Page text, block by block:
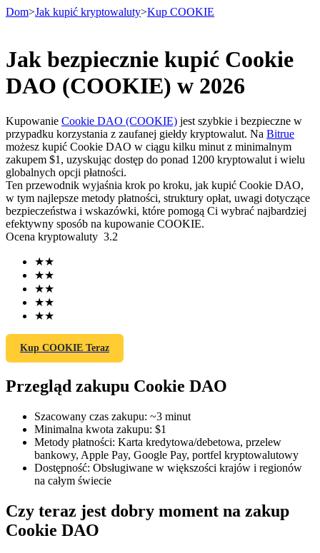
Kontrakty terminowe
Kontrakty terminowe na USDT
Kontrakty futures wykorzystujące USDT jako zabezpieczenie
Kontrakty terminowe COIN-M
TradFi
Instrumenty pochodne na akcje, forex, metale szlachetne i
Dom>Jak kupić kryptowaluty>Kup COOKIE
Jak bezpiecznie kupić Cookie
DAO (COOKIE) w 2026
Kupowanie Cookie DAO (COOKIE) jest szybkie i bezpieczne w
przypadku korzystania z zaufanej giełdy kryptowalut. Na Bitrue
możesz kupić Cookie DAO w ciągu kilku minut z minimalnym
zakupem $1, uzyskując dostęp do ponad 1200 kryptowalut i wielu
globalnych opcji płatności.
Ten przewodnik wyjaśnia krok po kroku, jak kupić Cookie DAO,
w tym najlepsze metody płatności, struktury opłat, uwagi dotyczące
bezpieczeństwa i wskazówki, które pomogą Ci wybrać najbardziej
efektywny sposób na kupowanie COOKIE.
Ocena kryptowaluty 3.2
★★
★★
★★
★★
★★
Kup COOKIE Teraz
Przegląd zakupu Cookie DAO
Szacowany czas zakupu: ~3 minut
Minimalna kwota zakupu: $1
Metody płatności: Karta kredytowa/debetowa, przelew
bankowy, Apple Pay, Google Pay, portfel kryptowalutowy
Dostępność: Obsługiwane w większości krajów i regionów
na całym świecie
Czy teraz jest dobry moment na zakup
Cookie DAO